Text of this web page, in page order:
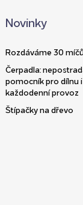
Novinky
Rozdáváme 30
Čerpadla:
pomocník pro dílnu i
každodenní provoz
Štípačky na dřevo